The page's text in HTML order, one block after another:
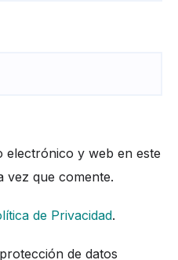
y web en este
vez que comente.
de Privacidad.
de datos